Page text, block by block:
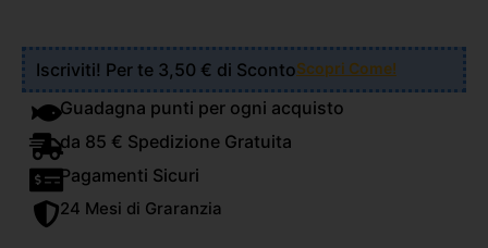
Iscriviti! Per te 3,50 € di ScontoScopri Come!
Guadagna punti per ogni acquisto
da 85 € Spedizione Gratuita
Pagamenti Sicuri
24 Mesi di Graranzia